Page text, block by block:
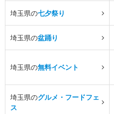
埼玉県の七夕祭り
埼玉県の盆踊り
埼玉県の無料イベント
埼玉県のグルメ・フードフェ
ス